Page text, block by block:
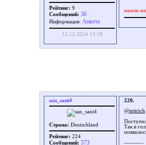
Рейтинг: 9
Сообщений: 36
Информация: Aнкета
12.12.2024 13:28
нашли
san_sani4
Страна: Deutschland
Рейтинг: 224
Сообщений: 573
220.
@mitrich
Так в
----------